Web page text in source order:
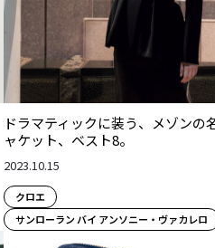
ドラマティックに装う、メゾンの
ャケット、ベスト8。
2023.10.15
クロエ
サンローラン バイ アンソニー・ヴァカレロ